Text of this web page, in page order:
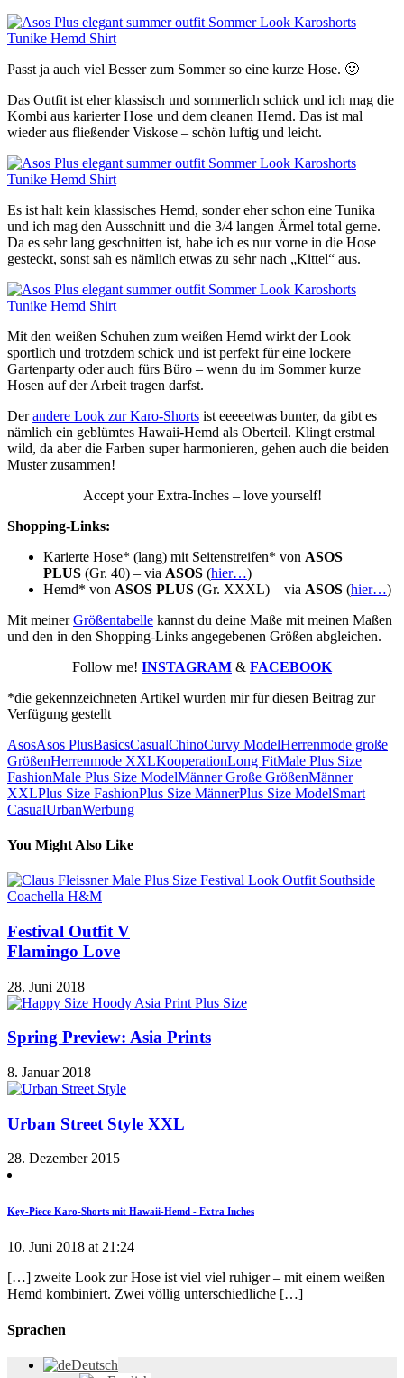
Passt ja auch viel Besser zum Sommer so eine kurze Hose. 🙂
Das Outfit ist eher klassisch und sommerlich schick und ich mag die
Kombi aus karierter Hose und dem cleanen Hemd. Das ist mal
wieder aus fließender Viskose – schön luftig und leicht.
Es ist halt kein klassisches Hemd, sonder eher schon eine Tunika
und ich mag den Ausschnitt und die 3/4 langen Ärmel total gerne.
Da es sehr lang geschnitten ist, habe ich es nur vorne in die Hose
gesteckt, sonst sah es nämlich etwas zu sehr nach „Kittel“ aus.
Mit den weißen Schuhen zum weißen Hemd wirkt der Look
sportlich und trotzdem schick und ist perfekt für eine lockere
Gartenparty oder auch fürs Büro – wenn du im Sommer kurze
Hosen auf der Arbeit tragen darfst.
Derandere Look zur Karo-Shorts ist eeeeetwas bunter, da gibt es
nämlich ein geblümtes Hawaii-Hemd als Oberteil. Klingt erstmal
wild, da aber die Farben super harmonieren, gehen auch die beiden
Muster zusammen!
Accept your Extra-Inches – love yourself!
Shopping-Links:
Karierte Hose* (lang) mit Seitenstreifen* von ASOS
PLUS (Gr. 40) – via ASOS (hier…)
Hemd* von ASOS PLUS (Gr. XXXL) – via ASOS (hier…)
Mit meinerGrößentabelle kannst du deine Maße mit meinen Maßen
und den in den Shopping-Links angegebenen Größen abgleichen.
Follow me! INSTAGRAM & FACEBOOK
*die gekennzeichneten Artikel wurden mir für diesen Beitrag zur
Verfügung gestellt
AsosAsos PlusBasicsCasualChinoCurvy ModelHerrenmode große
GrößenHerrenmode XXLKooperationLong FitMale Plus Size
FashionMale Plus Size ModelMänner Große GrößenMänner
XXLPlus Size FashionPlus Size MännerPlus Size ModelSmart
CasualUrbanWerbung
You Might Also Like
Festival Outfit V
Flamingo Love
28. Juni 2018
Spring Preview: Asia Prints
8. Januar 2018
Urban Street Style XXL
28. Dezember 2015
Key-Piece Karo-Shorts mit Hawaii-Hemd - Extra Inches
10. Juni 2018 at 21:24
[…] zweite Look zur Hose ist viel viel ruhiger – mit einem weißen
Hemd kombiniert. Zwei völlig unterschiedliche […]
Sprachen
Deutsch